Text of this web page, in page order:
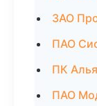
ЗАО
ПАО
ПК
ПАО